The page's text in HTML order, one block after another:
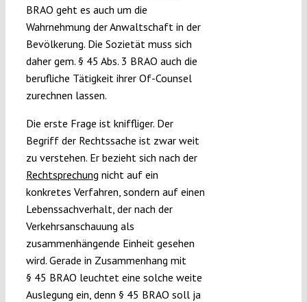
BRAO geht es auch um die
Wahrnehmung der Anwaltschaft in der
Bevölkerung. Die Sozietät muss sich
daher gem. § 45 Abs. 3 BRAO auch die
berufliche Tätigkeit ihrer Of-Counsel
zurechnen lassen.
Die erste Frage ist kniffliger. Der
Begriff der Rechtssache ist zwar weit
zu verstehen. Er bezieht sich nach der
Rechtsprechung nicht auf ein
konkretes Verfahren, sondern auf einen
Lebenssachverhalt, der nach der
Verkehrsanschauung als
zusammenhängende Einheit gesehen
wird. Gerade in Zusammenhang mit
§ 45 BRAO leuchtet eine solche weite
Auslegung ein, denn § 45 BRAO soll ja